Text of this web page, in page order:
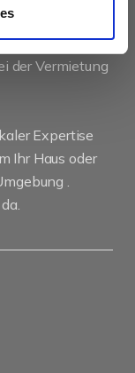
Braunschweig
der Vermietung
Expertise
Ihr Haus oder
.